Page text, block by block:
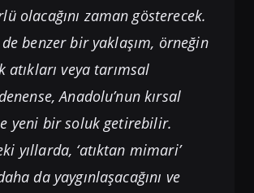
olacağını zaman gösterecek.
de benzer bir yaklaşım, örneğin
atıkları veya tarımsal
Anadolu’nun kırsal
yeni bir soluk getirebilir.
yıllarda, ‘atıktan mimari’
da yaygınlaşacağını ve